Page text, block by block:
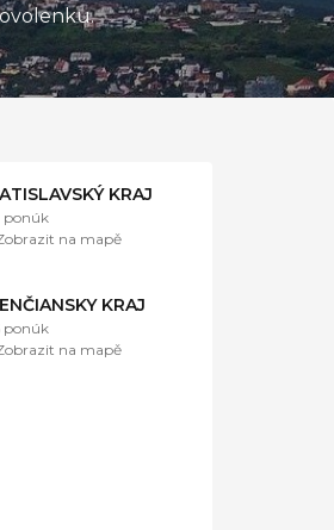
KRAJ
ponúk
na mapě
KRAJ
ponúk
na mapě